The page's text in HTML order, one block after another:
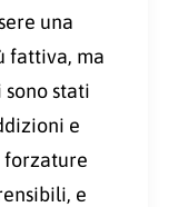
una
fattiva, ma
stati
e
forzature
e